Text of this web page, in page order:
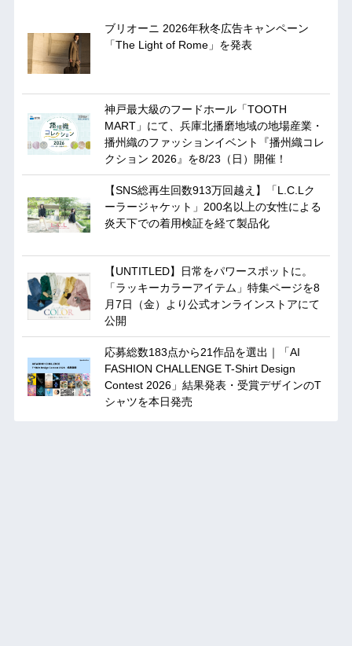
ブリオーニ 2026年秋冬広告キャンペーン
「The Light of Rome」を発表
神戸最大級のフードホール「TOOTH
MART」にて、兵庫北播磨地域の地場産業・
播州織のファッションイベント『播州織コレ
クション 2026』を8/23（日）開催！
【SNS総再生回数913万回越え】「L.C.Lク
ーラージャケット」200名以上の女性による
炎天下での着用検証を経て製品化
【UNTITLED】日常をパワースポットに。
「ラッキーカラーアイテム」特集ページを8
月7日（金）より公式オンラインストアにて
公開
応募総数183点から21作品を選出｜「AI
FASHION CHALLENGE T-Shirt Design
Contest 2026」結果発表・受賞デザインのT
シャツを本日発売